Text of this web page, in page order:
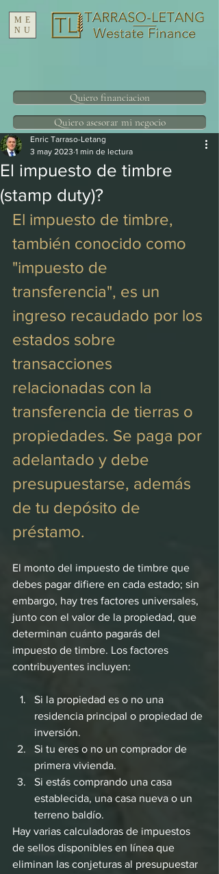
ME
NU
Quiero financiacion
Quiero asesorar mi negocio
El impuesto de timbre
(stamp duty)?
Enric Tarraso-Letang
3 may 2023 1 min de lectura
El impuesto de timbre,
también conocido como
"impuesto de
transferencia", es un
ingreso recaudado por los
estados sobre
transacciones
relacionadas con la
transferencia de tierras o
propiedades. Se paga por
adelantado y debe
presupuestarse, además
de tu depósito de
préstamo.
El monto del impuesto de timbre que
debes pagar difiere en cada estado; sin
embargo, hay tres factores universales,
junto con el valor de la propiedad, que
determinan cuánto pagarás del
impuesto de timbre. Los factores
contribuyentes incluyen:
Si la propiedad es o no una
residencia principal o propiedad de
inversión.
Si tu eres o no un comprador de
primera vivienda.
Si estás comprando una casa
establecida, una casa nueva o un
terreno baldío.
Hay varias calculadoras de impuestos
de sellos disponibles en línea que
eliminan las conjeturas al presupuestar